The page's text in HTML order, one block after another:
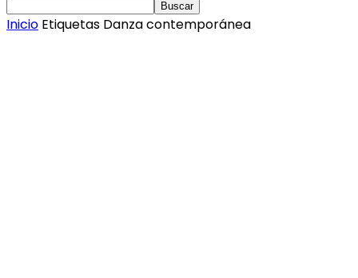
Inicio Etiquetas Danza contemporánea